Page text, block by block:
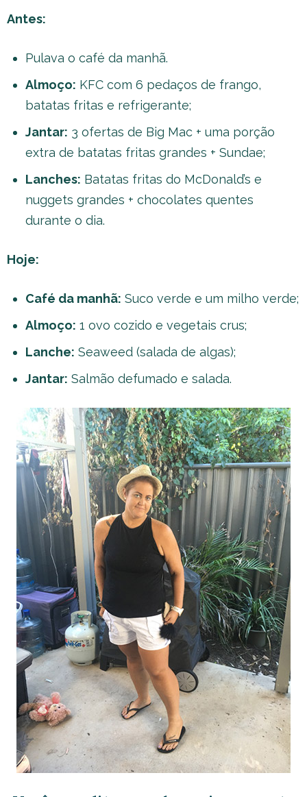
Antes:
Pulava o café da manhã.
Almoço: KFC com 6 pedaços de frango,
batatas fritas e refrigerante;
Jantar: 3 ofertas de Big Mac + uma porção
extra de batatas fritas grandes + Sundae;
Lanches: Batatas fritas do McDonald’s e
nuggets grandes + chocolates quentes
durante o dia.
Hoje:
Café da manhã: Suco verde e um milho verde;
Almoço: 1 ovo cozido e vegetais crus;
Lanche: Seaweed (salada de algas);
Jantar: Salmão defumado e salada.